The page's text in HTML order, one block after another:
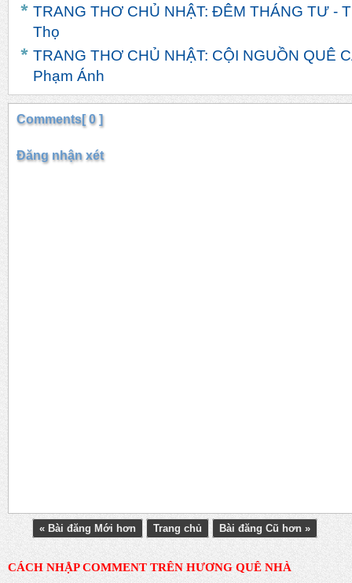
TRANG THƠ CHỦ NHẬT: ĐÊM THÁNG TƯ -
Thọ
TRANG THƠ CHỦ NHẬT: CỘI NGUỒN QUÊ
Phạm Ánh
Comments[ 0 ]
Đăng nhận xét
« Bài đăng Mới hơn Trang chủ Bài đăng Cũ hơn »
CÁCH NHẬP COMMENT TRÊN HƯƠNG QUÊ NHÀ